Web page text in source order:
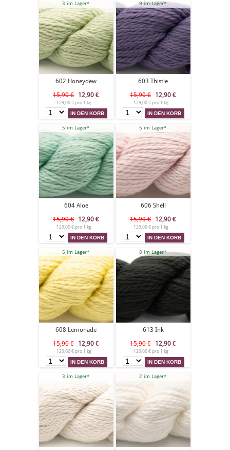
3 im Lager*
602 Honeydew
15,90 €
12,90 €
129,00 € pro 1 kg
9 im Lager*
603 Thistle
15,90 €
12,90 €
129,00 € pro 1 kg
5 im Lager*
604 Aloe
15,90 €
12,90 €
129,00 € pro 1 kg
5 im Lager*
606 Shell
15,90 €
12,90 €
129,00 € pro 1 kg
5 im Lager*
608 Lemonade
15,90 €
12,90 €
129,00 € pro 1 kg
8 im Lager*
613 Ink
15,90 €
12,90 €
129,00 € pro 1 kg
3 im Lager* 2 im Lager*